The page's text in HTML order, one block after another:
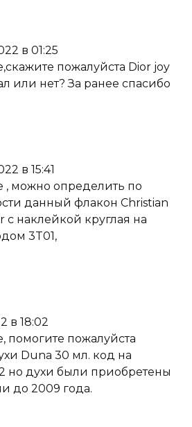
в 01:25
пожалуйста Dior joy
или нет? За ранее спасибо
в 15:41
, можно определить по
данный флакон Christian
с наклейкой круглая на
3T01,
в 18:02
помогите пожалуйста
Duna 30 мл. код на
но духи были приобретены
до 2009 года.